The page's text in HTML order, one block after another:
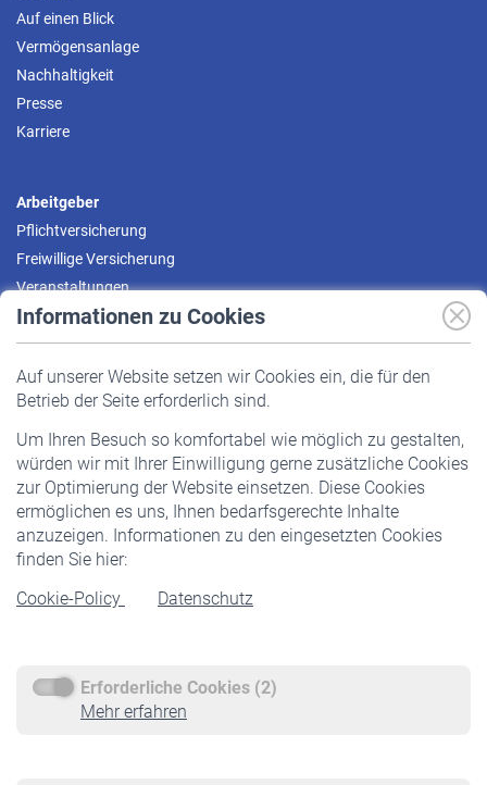
Informationen zu Cookies
Auf unserer Website setzen wir Cookies ein, die für den
Betrieb der Seite erforderlich sind.
Um Ihren Besuch so komfortabel wie möglich zu gestalten,
würden wir mit Ihrer Einwilligung gerne zusätzliche Cookies
zur Optimierung der Website einsetzen. Diese Cookies
ermöglichen es uns, Ihnen bedarfsgerechte Inhalte
anzuzeigen. Informationen zu den eingesetzten Cookies
finden Sie hier:
Cookie-Policy
Datenschutz
Erforderliche Cookies (2)
Mehr erfahren
Auf einen Blick
Vermögensanlage
Nachhaltigkeit
Presse
Karriere
Arbeitgeber
Pflichtversicherung
Freiwillige Versicherung
Veranstaltungen
Pflichtversicherung
Staatliche Förderung
Veranstaltungen
Rentner
Rentenbeginn
Rente beantragen
Service
Informationen